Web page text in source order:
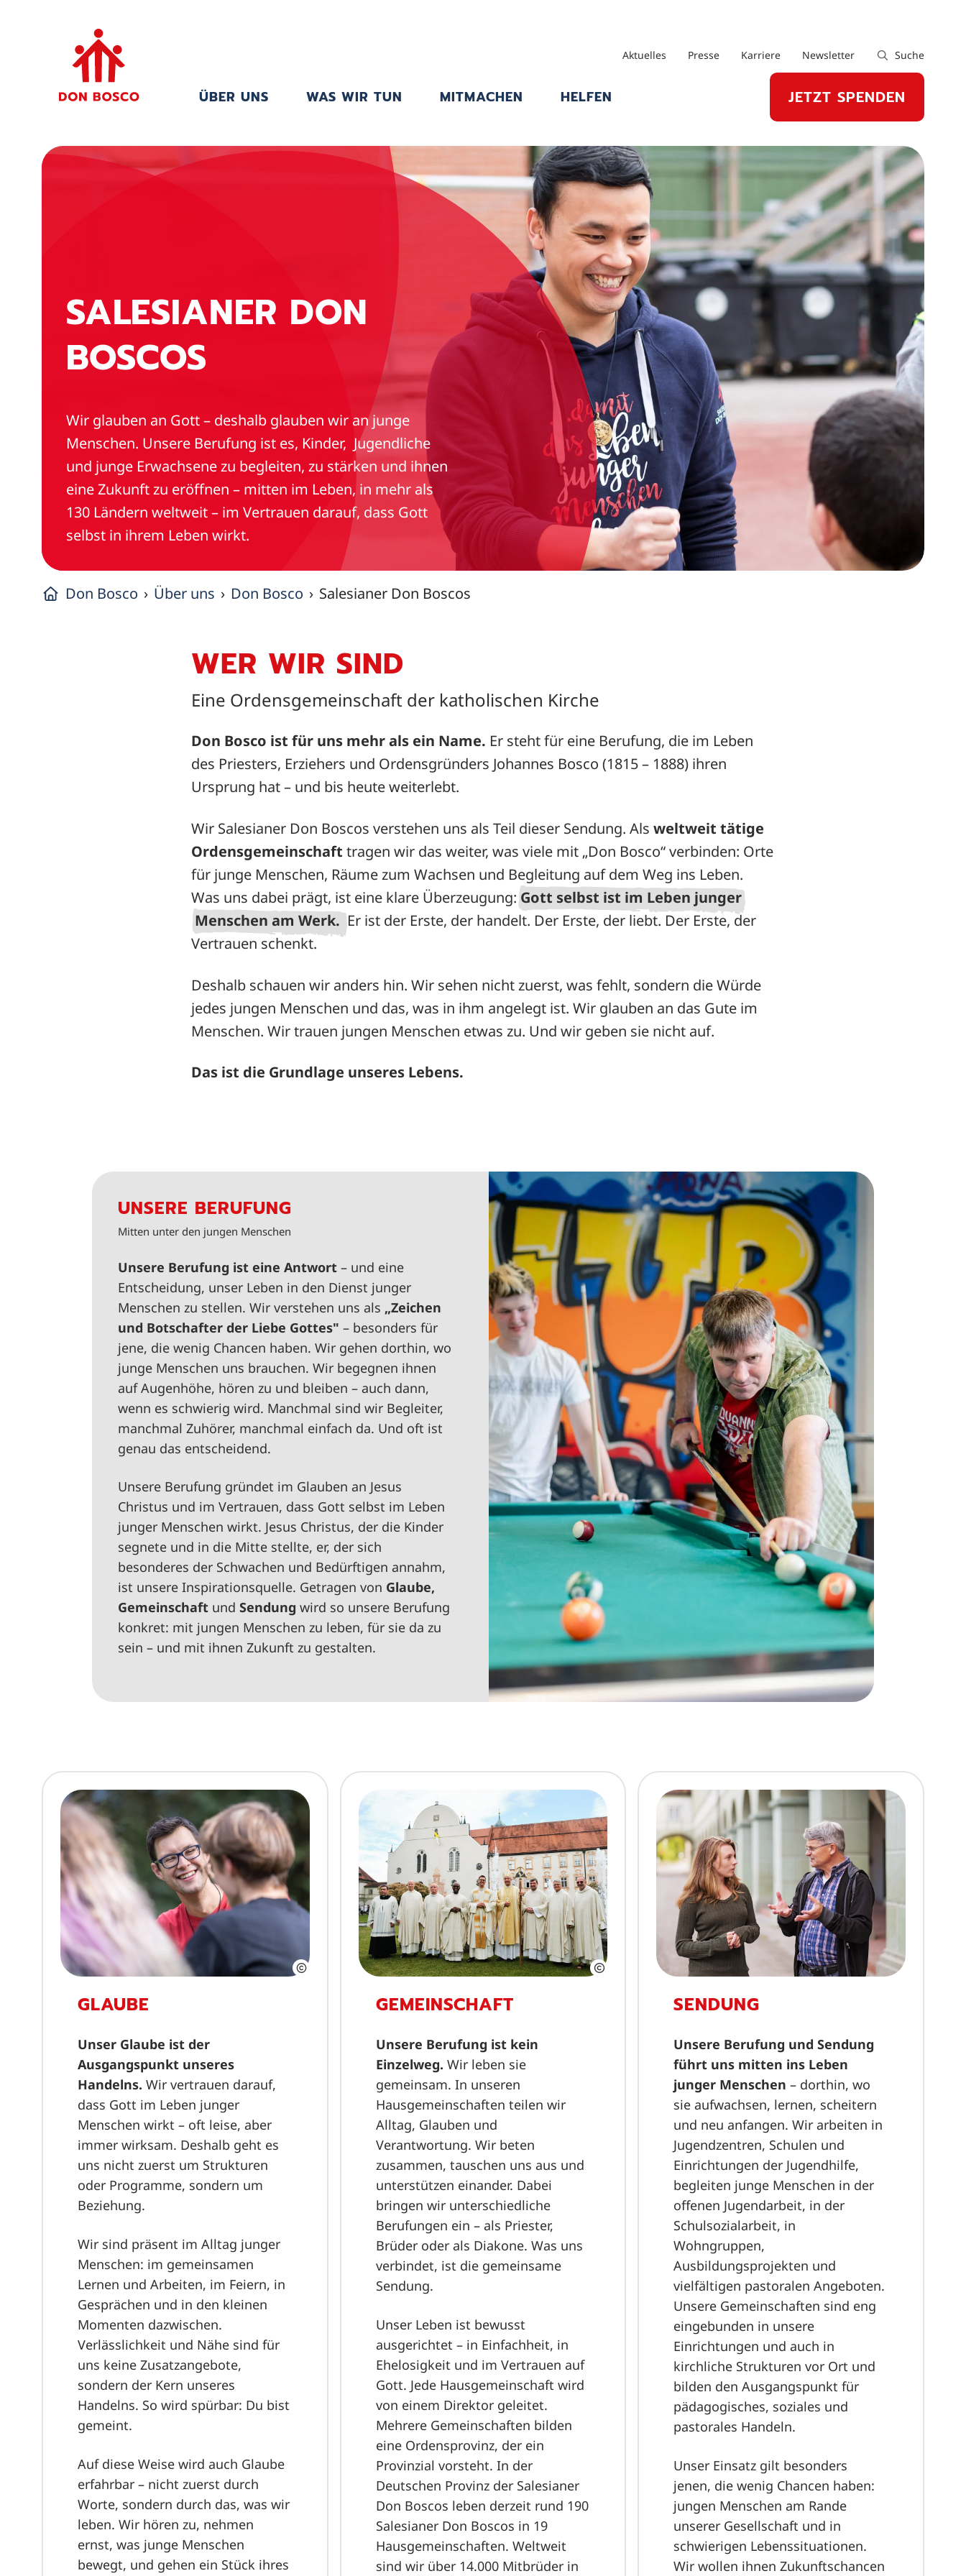
ÜBER UNS WAS WIR TUN MITMACHEN HELFEN JETZT SPENDEN
Aktuelles Presse Karriere Newsletter Suche
SALESIANER DON
BOSCOS
Wir glauben an Gott – deshalb glauben wir an junge
Menschen. Unsere Berufung ist es, Kinder, Jugendliche
und junge Erwachsene zu begleiten, zu stärken und ihnen
eine Zukunft zu eröffnen – mitten im Leben, in mehr als
130 Ländern weltweit – im Vertrauen darauf, dass Gott
selbst in ihrem Leben wirkt.
Don Bosco Über uns Don Bosco Salesianer Don Boscos
WER WIR SIND
Eine Ordensgemeinschaft der katholischen Kirche
Don Bosco ist für uns mehr als ein Name. Er steht für eine Berufung, die im Leben
des Priesters, Erziehers und Ordensgründers Johannes Bosco (1815 – 1888) ihren
Ursprung hat – und bis heute weiterlebt.
Wir Salesianer Don Boscos verstehen uns als Teil dieser Sendung. Als weltweit tätige
Ordensgemeinschaft tragen wir das weiter, was viele mit „Don Bosco“ verbinden: Orte
für junge Menschen, Räume zum Wachsen und Begleitung auf dem Weg ins Leben.
Was uns dabei prägt, ist eine klare Überzeugung: Gott selbst ist im Leben junger
Menschen am Werk. Er ist der Erste, der handelt. Der Erste, der liebt. Der Erste, der
Vertrauen schenkt.
Deshalb schauen wir anders hin. Wir sehen nicht zuerst, was fehlt, sondern die Würde
jedes jungen Menschen und das, was in ihm angelegt ist. Wir glauben an das Gute im
Menschen. Wir trauen jungen Menschen etwas zu. Und wir geben sie nicht auf.
Das ist die Grundlage unseres Lebens.
UNSERE BERUFUNG
Mitten unter den jungen Menschen
Unsere Berufung ist eine Antwort – und eine
Entscheidung, unser Leben in den Dienst junger
Menschen zu stellen. Wir verstehen uns als „Zeichen
und Botschafter der Liebe Gottes" – besonders für
jene, die wenig Chancen haben. Wir gehen dorthin, wo
junge Menschen uns brauchen. Wir begegnen ihnen
auf Augenhöhe, hören zu und bleiben – auch dann,
wenn es schwierig wird. Manchmal sind wir Begleiter,
manchmal Zuhörer, manchmal einfach da. Und oft ist
genau das entscheidend.
Unsere Berufung gründet im Glauben an Jesus
Christus und im Vertrauen, dass Gott selbst im Leben
junger Menschen wirkt. Jesus Christus, der die Kinder
segnete und in die Mitte stellte, er, der sich
besonderes der Schwachen und Bedürftigen annahm,
ist unsere Inspirationsquelle. Getragen von Glaube,
Gemeinschaft und Sendung wird so unsere Berufung
konkret: mit jungen Menschen zu leben, für sie da zu
sein – und mit ihnen Zukunft zu gestalten.
GLAUBE
Unser Glaube ist der
Ausgangspunkt unseres
Handelns.Wir vertrauen darauf,
dass Gott im Leben junger
Menschen wirkt – oft leise, aber
immer wirksam. Deshalb geht es
uns nicht zuerst um Strukturen
oder Programme, sondern um
Beziehung.
Wir sind präsent im Alltag junger
Menschen: im gemeinsamen
Lernen und Arbeiten, im Feiern, in
Gesprächen und in den kleinen
Momenten dazwischen.
Verlässlichkeit und Nähe sind für
uns keine Zusatzangebote,
sondern der Kern unseres
Handelns. So wird spürbar: Du bist
gemeint.
Auf diese Weise wird auch Glaube
erfahrbar – nicht zuerst durch
Worte, sondern durch das, was wir
leben. Wir hören zu, nehmen
ernst, was junge Menschen
bewegt, und gehen ein Stück ihres
GEMEINSCHAFT
Unsere Berufung ist kein
Einzelweg. Wir leben sie
gemeinsam. In unseren
Hausgemeinschaften teilen wir
Alltag, Glauben und
Verantwortung. Wir beten
zusammen, tauschen uns aus und
unterstützen einander. Dabei
bringen wir unterschiedliche
Berufungen ein – als Priester,
Brüder oder als Diakone. Was uns
verbindet, ist die gemeinsame
Sendung.
Unser Leben ist bewusst
ausgerichtet – in Einfachheit, in
Ehelosigkeit und im Vertrauen auf
Gott. Jede Hausgemeinschaft wird
von einem Direktor geleitet.
Mehrere Gemeinschaften bilden
eine Ordensprovinz, der ein
Provinzial vorsteht. In der
Deutschen Provinz der Salesianer
Don Boscos leben derzeit rund 190
Salesianer Don Boscos in 19
Hausgemeinschaften. Weltweit
sind wir über 14.000 Mitbrüder in
SENDUNG
Unsere Berufung und Sendung
führt uns mitten ins Leben
junger Menschen – dorthin, wo
sie aufwachsen, lernen, scheitern
und neu anfangen. Wir arbeiten in
Jugendzentren, Schulen und
Einrichtungen der Jugendhilfe,
begleiten junge Menschen in der
offenen Jugendarbeit, in der
Schulsozialarbeit, in
Wohngruppen,
Ausbildungsprojekten und
vielfältigen pastoralen Angeboten.
Unsere Gemeinschaften sind eng
eingebunden in unsere
Einrichtungen und auch in
kirchliche Strukturen vor Ort und
bilden den Ausgangspunkt für
pädagogisches, soziales und
pastorales Handeln.
Unser Einsatz gilt besonders
jenen, die wenig Chancen haben:
jungen Menschen am Rande
unserer Gesellschaft und in
schwierigen Lebenssituationen.
Wir wollen ihnen Zukunftschancen